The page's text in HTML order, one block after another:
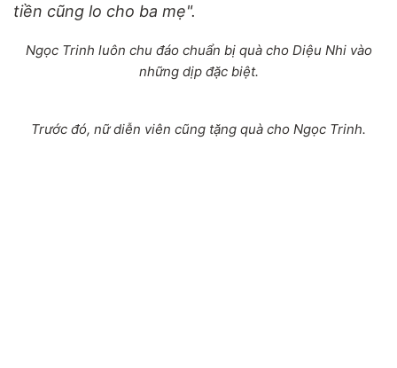
tiền cũng lo cho ba mẹ".
Ngọc Trinh luôn chu đáo chuẩn bị quà cho Diệu Nhi vào
những dịp đặc biệt.
Trước đó, nữ diễn viên cũng tặng quà cho Ngọc Trinh.